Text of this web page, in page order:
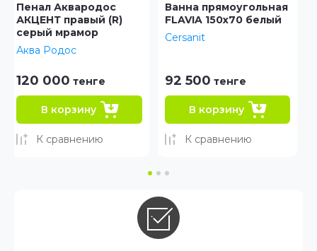
Ванна прямоугольная
FLAVIA 150x70 белый
Cersanit
92 500 тенге
В корзину
К сравнению
Пенал Аквародос
АЛЬФА правый( R)
консоль
102 400 тенге
В корзину
К сравнению